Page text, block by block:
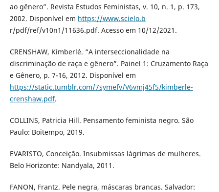
ao gênero”. Revista Estudos Feministas, v. 10, n. 1, p. 173,
2002. Disponível em https://www.scielo.b
r/pdf/ref/v10n1/11636.pdf. Acesso em 10/12/2021.
CRENSHAW, Kimberlé. “A interseccionalidade na
discriminação de raça e gênero”. Painel 1: Cruzamento Raça
e Gênero, p. 7-16, 2012. Disponível em
https://static.tumblr.com/7symefv/V6vmj45f5/kimberle-
crenshaw.pdf.
COLLINS, Patricia Hill. Pensamento feminista negro. São
Paulo: Boitempo, 2019.
EVARISTO, Conceição. Insubmissas lágrimas de mulheres.
Belo Horizonte: Nandyala, 2011.
FANON, Frantz. Pele negra, máscaras brancas. Salvador: